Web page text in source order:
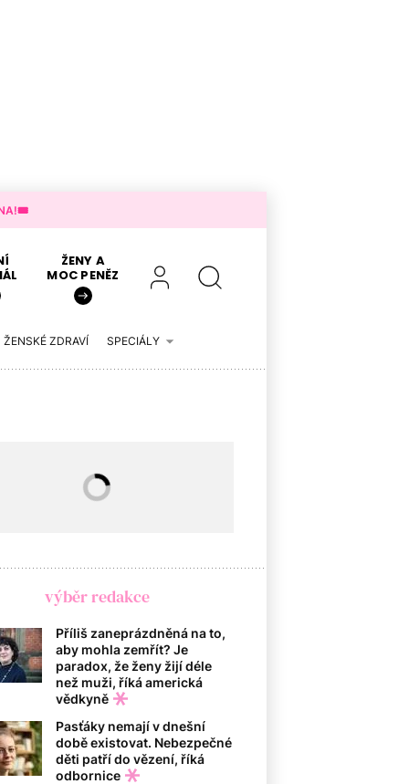
ŽENY A
MOC PENĚZ
ŽENSKÉ ZDRAVÍ SPECIÁLY
výběr redakce
Příliš zaneprázdněná na to,
aby mohla zemřít? Je
paradox, že ženy žijí déle
než muži, říká americká
vědkyně
Pasťáky nemají v dnešní
době existovat. Nebezpečné
děti patří do vězení, říká
odbornice